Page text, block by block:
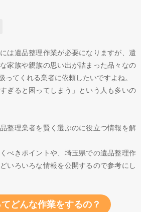
は遺品整理作業が必要になりますが、遺
家族や親族の思い出が詰まった品々なの
ってくれる業者に依頼したいですよね。
ぎると困ってしまう」という人も多いの
整理業者を賢く選ぶのに役立つ情報を解
べきポイントや、埼玉県での遺品整理作
いろいろな情報を公開するので参考にし
どんな作業をするの？